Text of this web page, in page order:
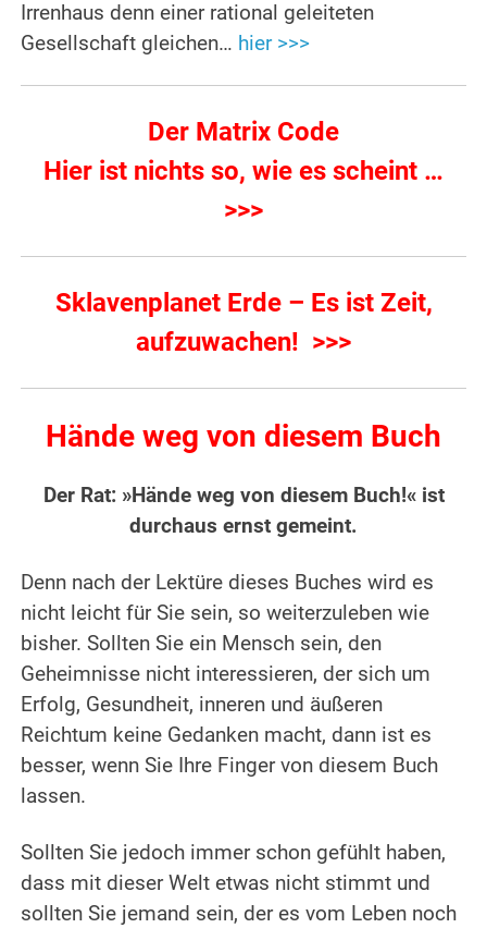
Irrenhaus denn einer rational geleiteten
Gesellschaft gleichen… hier >>>
Der Matrix Code
Hier ist nichts so, wie es scheint …
>>>
Sklavenplanet Erde – Es ist Zeit,
aufzuwachen! >>>
Hände weg von diesem Buch
Der Rat: »Hände weg von diesem Buch!« ist
durchaus ernst gemeint.
Denn nach der Lektüre dieses Buches wird es
nicht leicht für Sie sein, so weiterzuleben wie
bisher. Sollten Sie ein Mensch sein, den
Geheimnisse nicht interessieren, der sich um
Erfolg, Gesundheit, inneren und äußeren
Reichtum keine Gedanken macht, dann ist es
besser, wenn Sie Ihre Finger von diesem Buch
lassen.
Sollten Sie jedoch immer schon gefühlt haben,
dass mit dieser Welt etwas nicht stimmt und
sollten Sie jemand sein, der es vom Leben noch